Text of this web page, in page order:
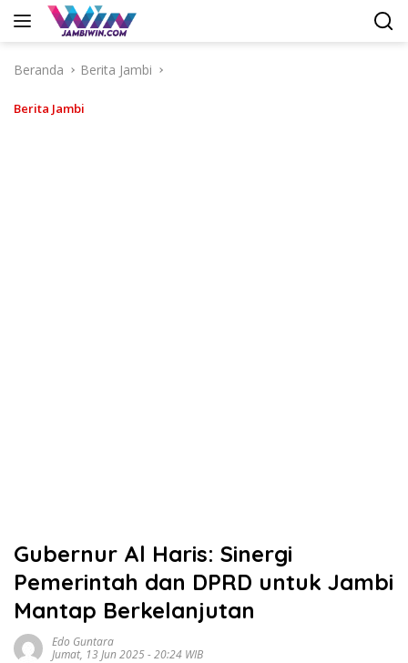
Langsung
Beranda
Berita Jambi
Berita Jambi
Gubernur Al Haris: Sinergi
Pemerintah dan DPRD untuk Jambi
Mantap Berkelanjutan
Edo Guntara
Jumat, 13 Jun 2025 - 20:24 WIB